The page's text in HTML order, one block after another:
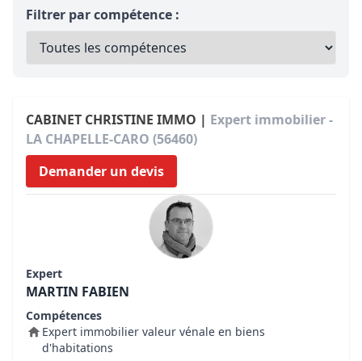
Filtrer par compétence :
CABINET CHRISTINE IMMO | Expert immobilier -
LA CHAPELLE-CARO (56460)
Demander un devis
Expert
MARTIN FABIEN
Compétences
Expert immobilier valeur vénale en biens
d'habitations